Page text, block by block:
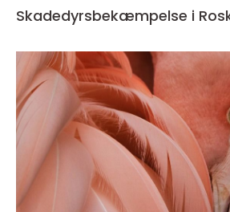
Skadedyrsbekæmpelse i